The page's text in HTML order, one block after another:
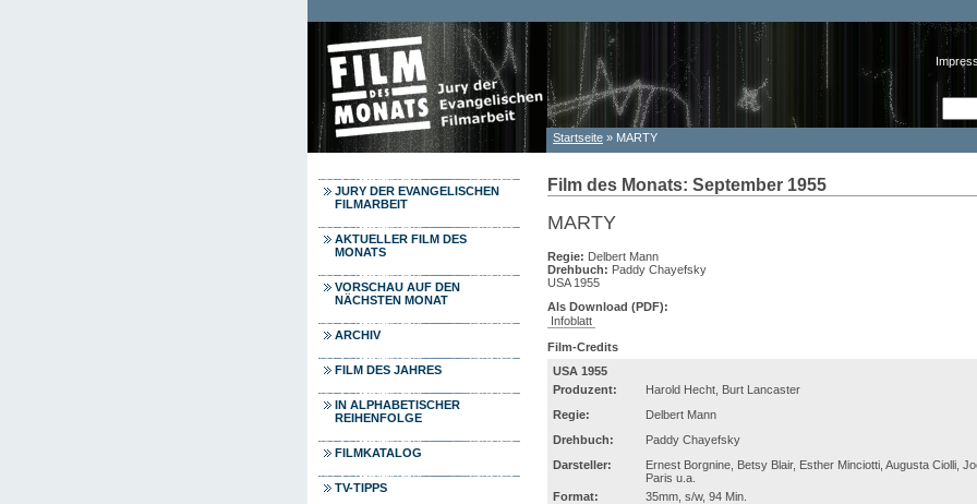
Sie sind hier
Startseite » MARTY
JURY DER EVANGELISCHEN
FILMARBEIT
AKTUELLER FILM DES
MONATS
VORSCHAU AUF DEN
NÄCHSTEN MONAT
ARCHIV
FILM DES JAHRES
IN ALPHABETISCHER
REIHENFOLGE
FILMKATALOG
TV-TIPPS
Film des Monats: September 1955
MARTY
Regie: Delbert Mann
Drehbuch: Paddy Chayefsky
USA 1955
Als Download (PDF):
Infoblatt
Film-Credits
USA 1955
Produzent:
Harold Hecht, Burt Lancaster
Regie:
Delbert Mann
Drehbuch:
Paddy Chayefsky
Darsteller:
Ernest Borgnine, Betsy Blair, Esther Minciotti, Augusta Ciolli,
Paris u.a.
Format:
35mm, s/w, 94 Min.